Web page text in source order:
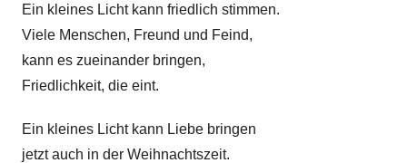
Ein kleines Licht kann friedlich stimmen.
Viele Menschen, Freund und Feind,
kann es zueinander bringen,
Friedlichkeit, die eint.
Ein kleines Licht kann Liebe bringen
jetzt auch in der Weihnachtszeit.